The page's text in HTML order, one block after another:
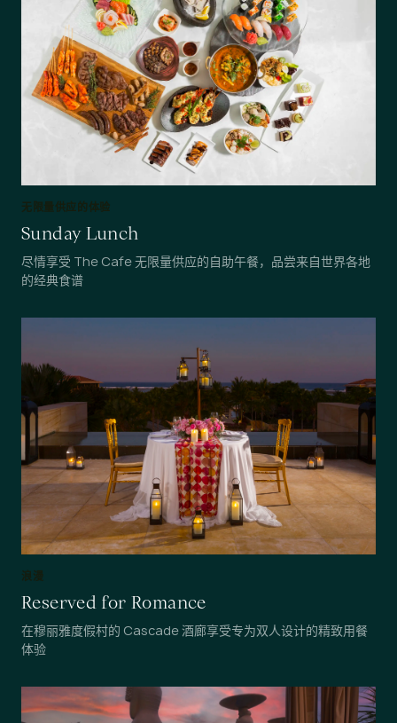
无限量供应的体验
Sunday Lunch
尽情享受 The Cafe 无限量供应的自助午餐，品尝来自世界各地
的经典食谱
浪漫
Reserved for Romance
在穆丽雅度假村的 Cascade 酒廊享受专为双人设计的精致用餐
体验